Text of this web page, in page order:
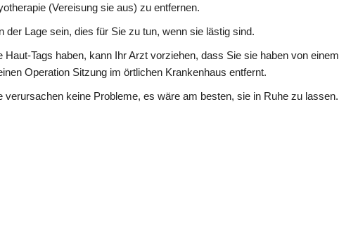
(Vereisung sie aus) zu entfernen.
der Lage sein, dies für Sie zu tun, wenn sie lästig sind.
Haut-Tags haben, kann Ihr Arzt vorziehen, dass Sie sie haben von einem
Operation Sitzung im örtlichen Krankenhaus entfernt.
verursachen keine Probleme, es wäre am besten, sie in Ruhe zu lassen.